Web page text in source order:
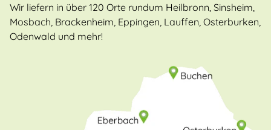
Wir liefern in über 120 Orte rundum Heilbronn, Sinsheim,
Mosbach, Brackenheim, Eppingen, Lauffen, Osterburken,
Odenwald und mehr!